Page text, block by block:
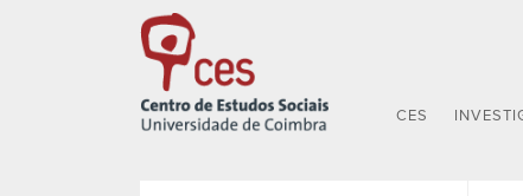
CES